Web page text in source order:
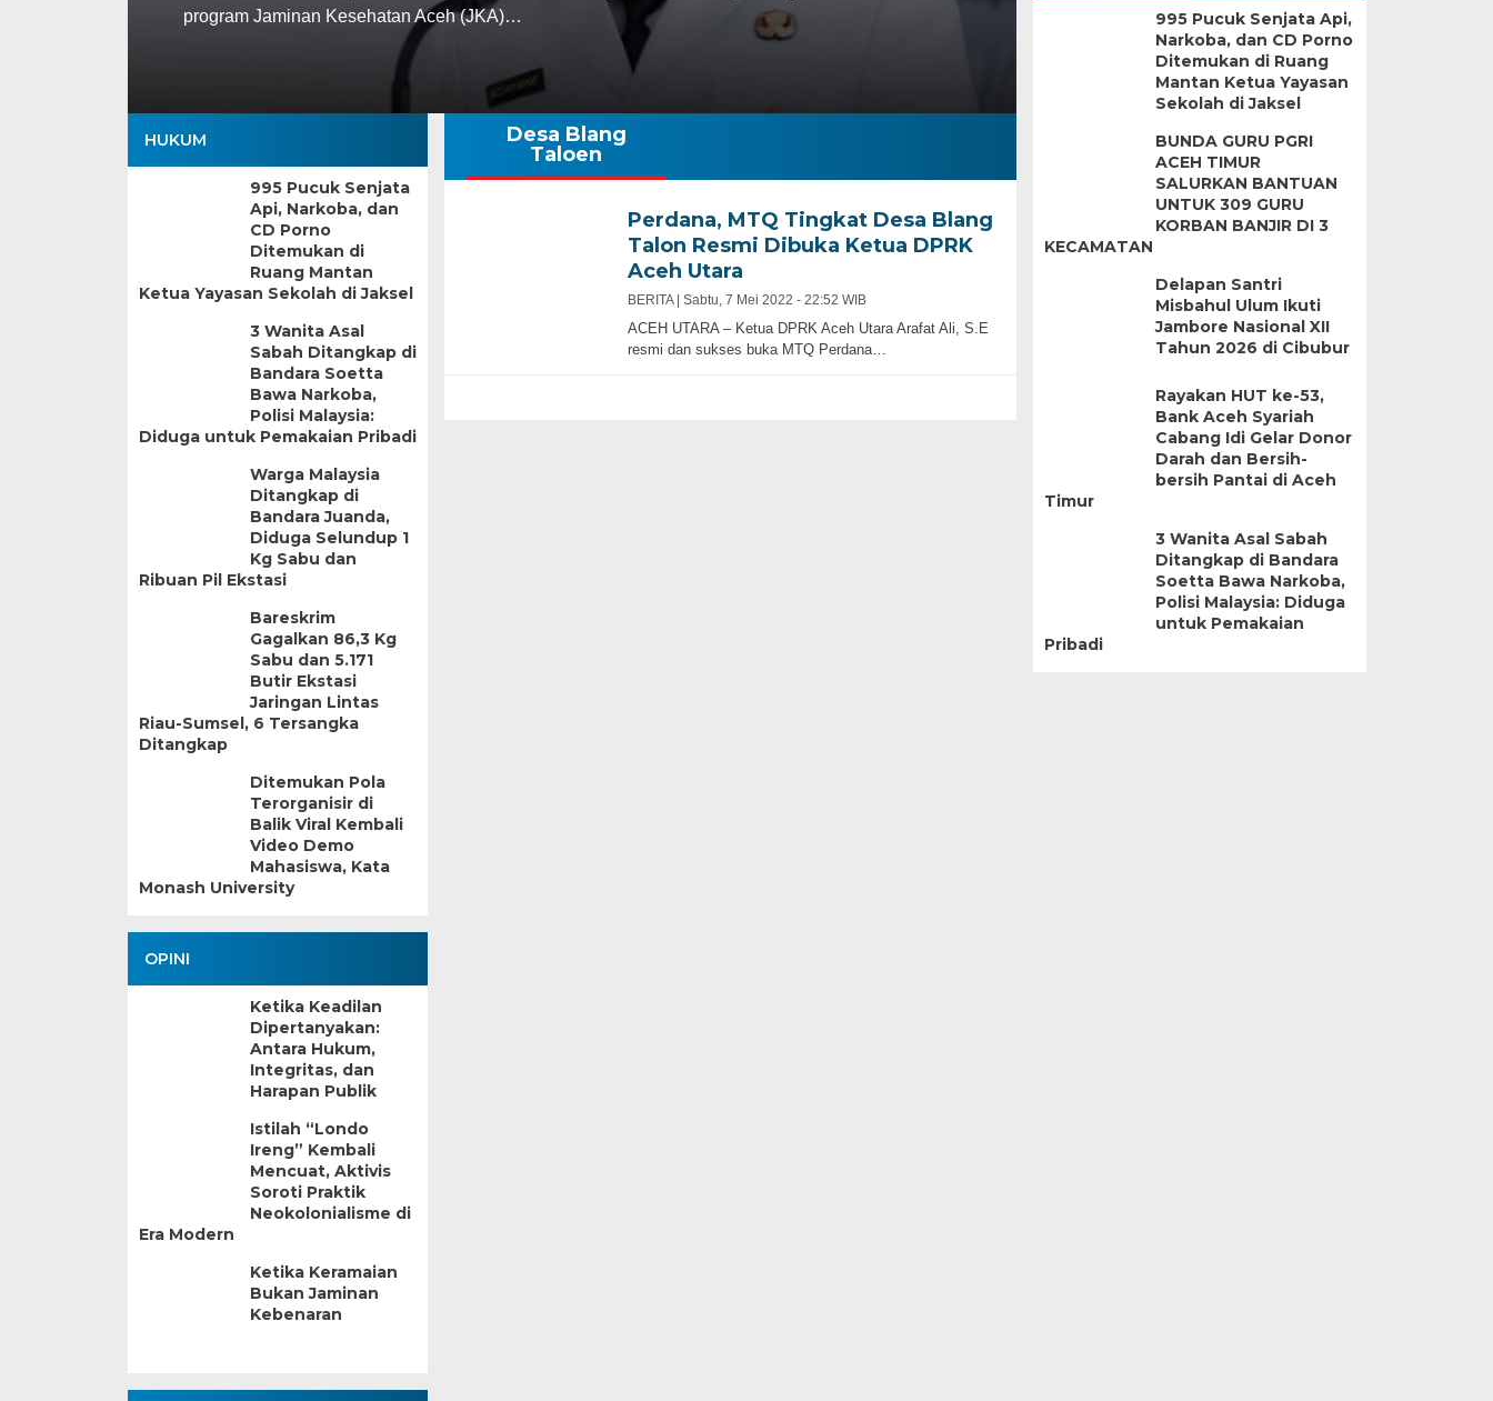
program Jaminan Kesehatan Aceh (JKA)…
HUKUM
995 Pucuk Senjata
Api, Narkoba, dan
CD Porno
Ditemukan di
Ruang Mantan
Ketua Yayasan Sekolah di Jaksel
3 Wanita Asal
Sabah Ditangkap di
Bandara Soetta
Bawa Narkoba,
Polisi Malaysia:
Diduga untuk Pemakaian Pribadi
Warga Malaysia
Ditangkap di
Bandara Juanda,
Diduga Selundup 1
Kg Sabu dan
Ribuan Pil Ekstasi
Bareskrim
Gagalkan 86,3 Kg
Sabu dan 5.171
Butir Ekstasi
Jaringan Lintas
Riau-Sumsel, 6 Tersangka
Ditangkap
Ditemukan Pola
Terorganisir di
Balik Viral Kembali
Video Demo
Mahasiswa, Kata
Monash University
OPINI
Ketika Keadilan
Dipertanyakan:
Antara Hukum,
Integritas, dan
Harapan Publik
Istilah “Londo
Ireng” Kembali
Mencuat, Aktivis
Soroti Praktik
Neokolonialisme di
Era Modern
Ketika Keramaian
Bukan Jaminan
Kebenaran
Desa Blang
Taloen
Perdana, MTQ Tingkat Desa Blang
Talon Resmi Dibuka Ketua DPRK
Aceh Utara
BERITA | Sabtu, 7 Mei 2022 - 22:52 WIB
ACEH UTARA – Ketua DPRK Aceh Utara Arafat Ali, S.E
resmi dan sukses buka MTQ Perdana…
995 Pucuk Senjata Api,
Narkoba, dan CD Porno
Ditemukan di Ruang
Mantan Ketua Yayasan
Sekolah di Jaksel
BUNDA GURU PGRI
ACEH TIMUR
SALURKAN BANTUAN
UNTUK 309 GURU
KORBAN BANJIR DI 3
KECAMATAN
Delapan Santri
Misbahul Ulum Ikuti
Jambore Nasional XII
Tahun 2026 di Cibubur
Rayakan HUT ke-53,
Bank Aceh Syariah
Cabang Idi Gelar Donor
Darah dan Bersih-
bersih Pantai di Aceh
Timur
3 Wanita Asal Sabah
Ditangkap di Bandara
Soetta Bawa Narkoba,
Polisi Malaysia: Diduga
untuk Pemakaian
Pribadi